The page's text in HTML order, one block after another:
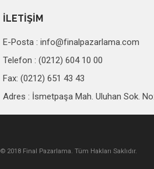
İLETİŞİM
E-Posta : info@finalpazarlama.com
Telefon : (0212) 604 10 00
Fax: (0212) 651 43 43
Adres : İsmetpaşa Mah. Uluhan Sok.
© 2018 Final Pazarlama. Tüm Hakları Saklıdır.